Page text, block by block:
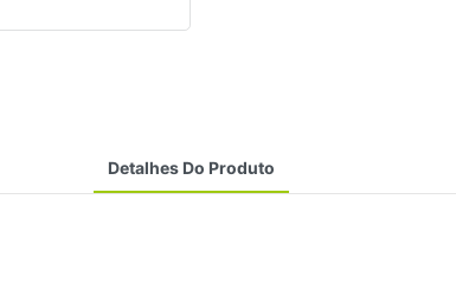
Detalhes Do Produto